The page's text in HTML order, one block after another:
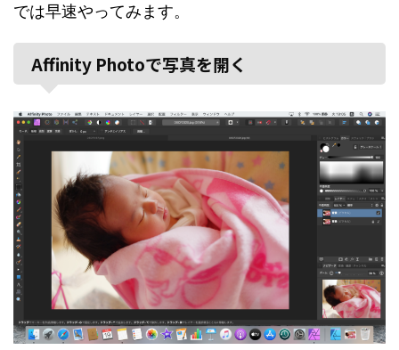
では早速やってみます。
Affinity Photoで写真を開く